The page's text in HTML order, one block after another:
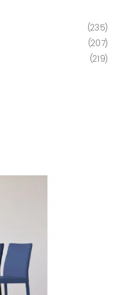
235
207
219